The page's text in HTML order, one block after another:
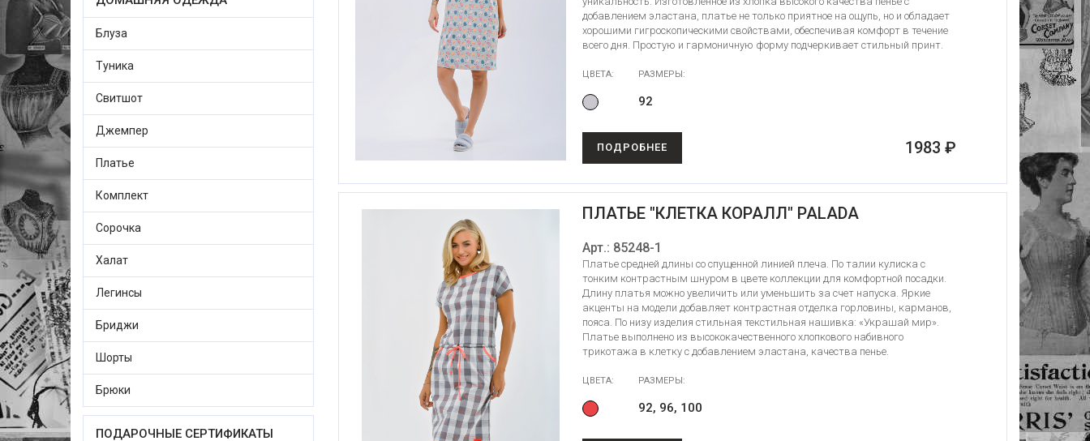
Блуза
Туника
Свитшот
Джемпер
Платье
Комплект
Сорочка
Халат
Легинсы
Бриджи
Шорты
Брюки
ПОДАРОЧНЫЕ СЕРТИФИКАТЫ
добавлением эластана, платье не только приятное на ощупь, но и обладает
хорошими гигроскопическими свойствами, обеспечивая комфорт в течение
всего дня. Простую и гармоничную форму подчеркивает стильный принт.
ЦВЕТА: РАЗМЕРЫ:
92
ПОДРОБНЕЕ 1983 ₽
ПЛАТЬЕ "КЛЕТКА КОРАЛЛ" PALADA
Арт.: 85248-1
Платье средней длины со спущенной линией плеча. По талии кулиска с
тонким контрастным шнуром в цвете коллекции для комфортной посадки.
Длину платья можно увеличить или уменьшить за счет напуска. Яркие
акценты на модели добавляет контрастная отделка горловины, карманов,
пояса. По низу изделия стильная текстильная нашивка: «Украшай мир».
Платье выполнено из высококачественного хлопкового набивного
трикотажа в клетку с добавлением эластана, качества пенье.
ЦВЕТА: РАЗМЕРЫ:
92, 96, 100